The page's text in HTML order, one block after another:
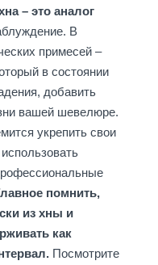
– это аналог
В
примесей –
в состоянии
добавить
вашей шевелюре.
укрепить свои
помнить,
из хны и
как
Посмотрите